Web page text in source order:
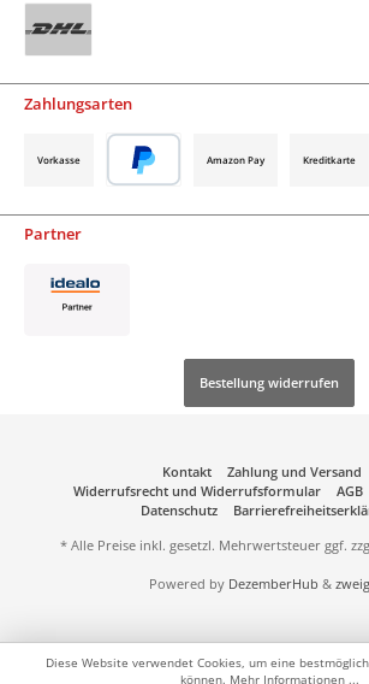
Zahlungsarten
Vorkasse Amazon Pay Kreditkarte
Partner
Bestellung widerrufen
Kontakt
Zahlung und Versand
Widerrufsrecht und Widerrufsformular
AGB
Datenschutz
* Alle Preise inkl. gesetzl. Mehrwertsteuer ggf.
Powered by DezemberHub &
Diese Website verwendet Cookies, um eine
können. Mehr Informationen ...